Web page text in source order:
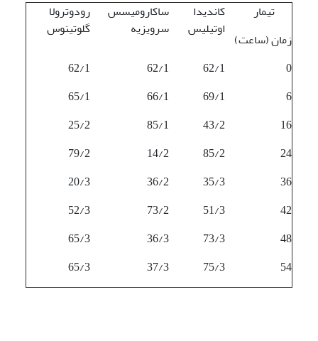
تیمار
زمان (ساعت)
کاندیدا
اوتیلیس
ساکارومیسس
سرویزیه
رودوترولا
گلوتینوس
0
62/1
62/1
62/1
6
69/1
66/1
65/1
16
43/2
85/1
25/2
24
85/2
14/2
79/2
36
35/3
36/2
20/3
42
51/3
73/2
52/3
48
73/3
36/3
65/3
54
75/3
37/3
65/3